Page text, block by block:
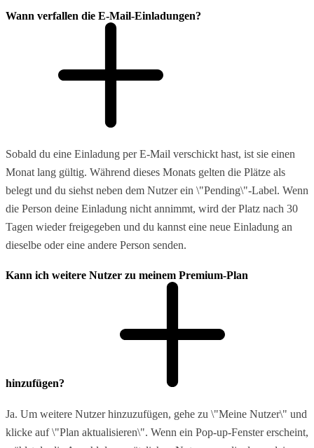
Wann verfallen die E-Mail-Einladungen?
Sobald du eine Einladung per E-Mail verschickt hast, ist sie einen
Monat lang gültig. Während dieses Monats gelten die Plätze als
belegt und du siehst neben dem Nutzer ein \"Pending\"-Label. Wenn
die Person deine Einladung nicht annimmt, wird der Platz nach 30
Tagen wieder freigegeben und du kannst eine neue Einladung an
dieselbe oder eine andere Person senden.
Kann ich weitere Nutzer zu meinem Premium-Plan
hinzufügen?
Ja. Um weitere Nutzer hinzuzufügen, gehe zu \"Meine Nutzer\" und
klicke auf \"Plan aktualisieren\". Wenn ein Pop-up-Fenster erscheint,